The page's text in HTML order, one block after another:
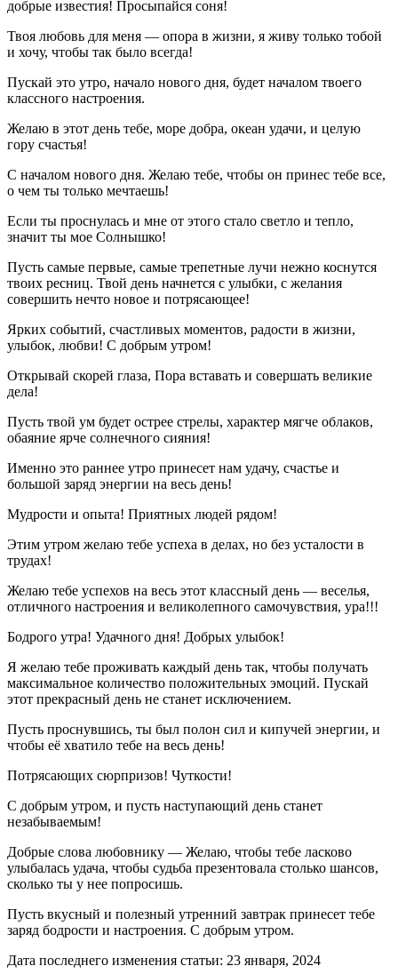
добрые известия! Просыпайся соня!
Твоя любовь для меня — опора в жизни, я живу только тобой
и хочу, чтобы так было всегда!
Пускай это утро, начало нового дня, будет началом твоего
классного настроения.
Желаю в этот день тебе, море добра, океан удачи, и целую
гору счастья!
С началом нового дня. Желаю тебе, чтобы он принес тебе все,
о чем ты только мечтаешь!
Если ты проснулась и мне от этого стало светло и тепло,
значит ты мое Солнышко!
Пусть самые первые, самые трепетные лучи нежно коснутся
твоих ресниц. Твой день начнется с улыбки, с желания
совершить нечто новое и потрясающее!
Ярких событий, счастливых моментов, радости в жизни,
улыбок, любви! С добрым утром!
Открывай скорей глаза, Пора вставать и совершать великие
дела!
Пусть твой ум будет острее стрелы, характер мягче облаков,
обаяние ярче солнечного сияния!
Именно это раннее утро принесет нам удачу, счастье и
большой заряд энергии на весь день!
Мудрости и опыта! Приятных людей рядом!
Этим утром желаю тебе успеха в делах, но без усталости в
трудах!
Желаю тебе успехов на весь этот классный день — веселья,
отличного настроения и великолепного самочувствия, ура!!!
Бодрого утра! Удачного дня! Добрых улыбок!
Я желаю тебе проживать каждый день так, чтобы получать
максимальное количество положительных эмоций. Пускай
этот прекрасный день не станет исключением.
Пусть проснувшись, ты был полон сил и кипучей энергии, и
чтобы её хватило тебе на весь день!
Потрясающих сюрпризов! Чуткости!
С добрым утром, и пусть наступающий день станет
незабываемым!
Добрые слова любовнику — Желаю, чтобы тебе ласково
улыбалась удача, чтобы судьба презентовала столько шансов,
сколько ты у нее попросишь.
Пусть вкусный и полезный утренний завтрак принесет тебе
заряд бодрости и настроения. С добрым утром.
Дата последнего изменения статьи: 23 января, 2024